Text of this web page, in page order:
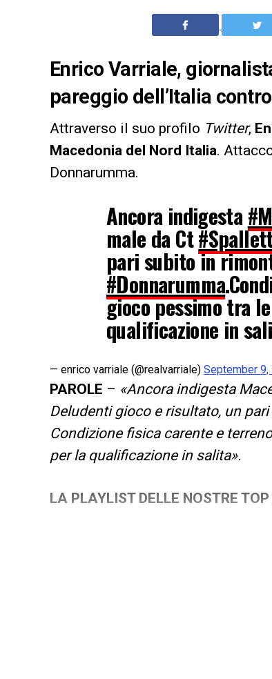
Enrico Varriale,
pareggio dell’Italia
Attraverso il suo profilo Twitter,
Macedonia del Nord Italia.
Donnarumma.
Ancora indigesta
male da Ct
pari subito in
#Donnarumma
gioco pessimo tra
qualificazione in
— enrico varriale (@realvarriale) September 9,
PAROLE – «Ancora indigesta
Deludenti gioco e risultato, un
Condizione fisica carente e
per la qualificazione in salita».
LA PLAYLIST DELLE NOSTRE TOP